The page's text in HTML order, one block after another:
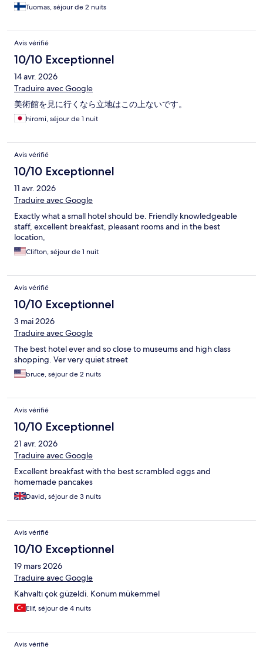
Tuomas, séjour de 2 nuits
Avis vérifié
10/10 Exceptionnel
14 avr. 2026
Traduire avec Google
美術館を見に行くなら立地はこの上ないです。
hiromi, séjour de 1 nuit
Avis vérifié
10/10 Exceptionnel
11 avr. 2026
Traduire avec Google
Exactly what a small hotel should be. Friendly knowledgeable
staff, excellent breakfast, pleasant rooms and in the best
location,
Clifton, séjour de 1 nuit
Avis vérifié
10/10 Exceptionnel
3 mai 2026
Traduire avec Google
The best hotel ever and so close to museums and high class
shopping. Ver very quiet street
bruce, séjour de 2 nuits
Avis vérifié
10/10 Exceptionnel
21 avr. 2026
Traduire avec Google
Excellent breakfast with the best scrambled eggs and
homemade pancakes
David, séjour de 3 nuits
Avis vérifié
10/10 Exceptionnel
19 mars 2026
Traduire avec Google
Kahvaltı çok güzeldi. Konum mükemmel
Elif, séjour de 4 nuits
Avis vérifié